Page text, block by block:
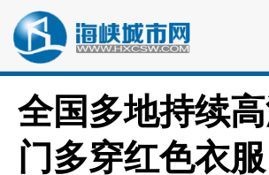
全国多地持续
门多穿红色衣服